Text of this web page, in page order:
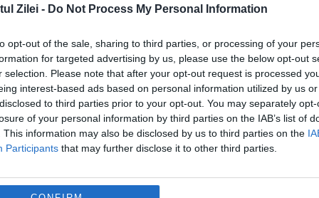
Zilei - Do Not Process My Personal Information
opt-out of the sale, sharing to third parties, or processing of your
for targeted advertising by us, please use the below opt-out
selection. Please note that after your opt-out request is processed
interest-based ads based on personal information utilized by us
to third parties prior to your opt-out. You may separately
of your personal information by third parties on the IAB’s list of
This information may also be disclosed by us to third parties on the
Participants that may further disclose it to other third parties.
A mărturisit că îi place aşa: „Nevasta”
31 MAI 2014
Nu s-a sfiit niciodată să îşi pună pe tapet
preferinţele sexuale... Mai ales în unele
interviuri. Cu mâinile legate cu eşarfe din
serialului "Neveste...